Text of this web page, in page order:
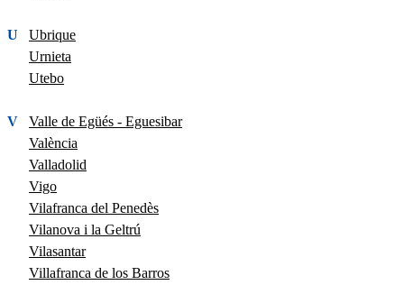
U
Ubrique
Urnieta
Utebo
V
Valle de Egüés - Eguesibar
València
Valladolid
Vigo
Vilafranca del Penedès
Vilanova i la Geltrú
Vilasantar
Villafranca de los Barros